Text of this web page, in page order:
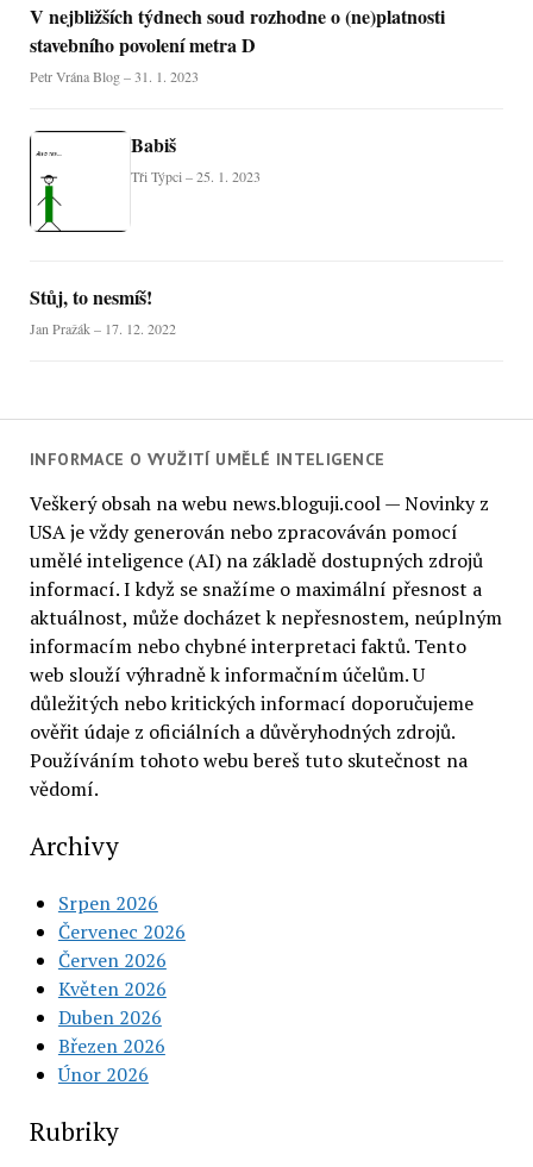
V nejbližších týdnech soud rozhodne o (ne)platnosti
stavebního povolení metra D
Petr Vrána Blog – 31. 1. 2023
Babiš
Tři Týpci – 25. 1. 2023
Stůj, to nesmíš!
Jan Pražák – 17. 12. 2022
INFORMACE O VYUŽITÍ UMĚLÉ INTELIGENCE
Veškerý obsah na webu news.bloguji.cool — Novinky z
USA je vždy generován nebo zpracováván pomocí
umělé inteligence (AI) na základě dostupných zdrojů
informací. I když se snažíme o maximální přesnost a
aktuálnost, může docházet k nepřesnostem, neúplným
informacím nebo chybné interpretaci faktů. Tento
web slouží výhradně k informačním účelům. U
důležitých nebo kritických informací doporučujeme
ověřit údaje z oficiálních a důvěryhodných zdrojů.
Používáním tohoto webu bereš tuto skutečnost na
vědomí.
Archivy
Srpen 2026
Červenec 2026
Červen 2026
Květen 2026
Duben 2026
Březen 2026
Únor 2026
Rubriky